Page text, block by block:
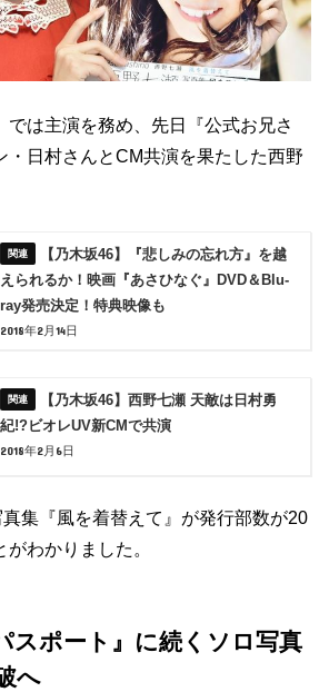
では主演を務め、先日『公式お兄さ
・日村さんとCM共演を果たした西野
【乃木坂46】『悲しみの忘れ方』を越
えられるか！映画『あさひなぐ』DVD＆Blu-
ray発売決定！特典映像も
2018年2月14日
【乃木坂46】西野七瀬 天敵は日村勇
紀!?ビオレUV新CMで共演
2018年2月6日
集『風を着替えて』が発行部数が20
わかりました。
スポート』に続くソロ写真
へ